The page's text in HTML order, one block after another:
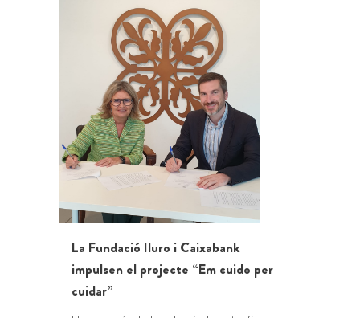
La Fundació Iluro i Caixabank
impulsen el projecte “Em cuido per
cuidar”